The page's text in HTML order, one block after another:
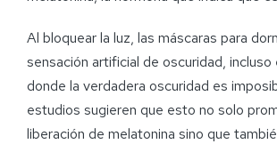
Al bloquear la luz, las máscaras para
sensación artificial de oscuridad, incluso
donde la verdadera oscuridad es
estudios sugieren que esto no solo
liberación de melatonina sino que